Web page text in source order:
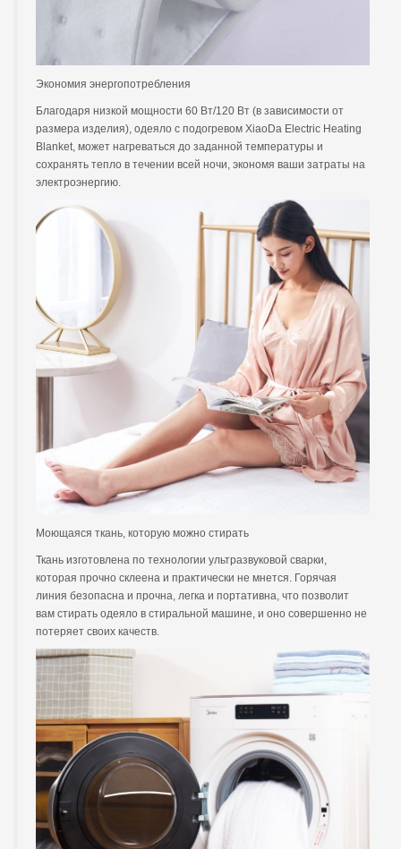
Экономия энергопотребления
Благодаря низкой мощности 60 Вт/120 Вт (в зависимости от
размера изделия), одеяло с подогревом XiaoDa Electric Heating
Blanket, может нагреваться до заданной температуры и
сохранять тепло в течении всей ночи, экономя ваши затраты на
электроэнергию.
Моющаяся ткань, которую можно стирать
Ткань изготовлена ​​по технологии ультразвуковой сварки,
которая прочно склеена и практически не мнется. Горячая
линия безопасна и прочна, легка и портативна, что позволит
вам стирать одеяло в стиральной машине, и оно совершенно не
потеряет своих качеств.